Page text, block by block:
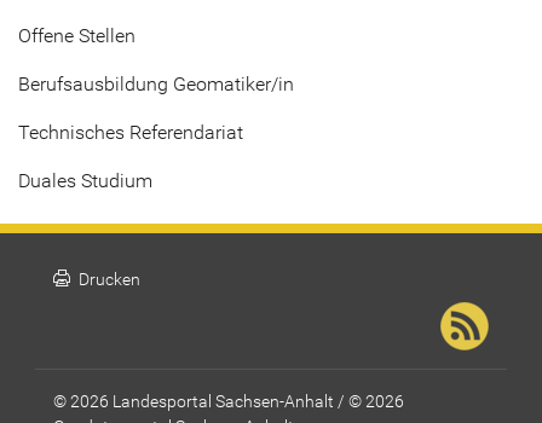
Offene Stellen
Berufsausbildung Geomatiker/in
Technisches Referendariat
Duales Studium
print Drucken
© 2026 Landesportal Sachsen-Anhalt / © 2026